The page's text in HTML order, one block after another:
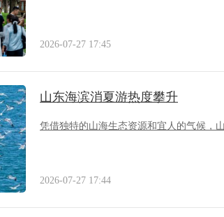
2026-07-27 17:45
山东海滨消夏游热度攀升
凭借独特的山海生态资源和宜人的气候，
2026-07-27 17:44